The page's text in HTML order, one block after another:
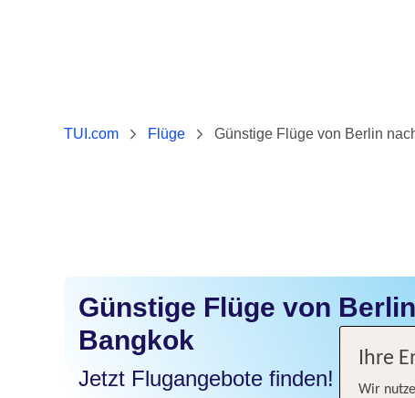
TUI.com Flüge Günstige Flüge von Berlin
Günstige Flüge von
Bangkok
Jetzt Flugangebote finden!
Ihre
Wir